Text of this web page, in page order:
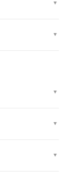
▲
▲
▲
▲
▲